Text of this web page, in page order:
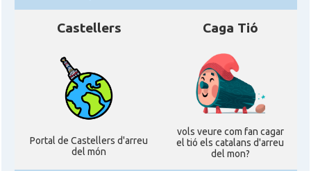
Castellers
Portal de Castellers d'arreu
del món
Caga Tió
vols veure com fan cagar
el tió els catalans d'arreu
del mon?